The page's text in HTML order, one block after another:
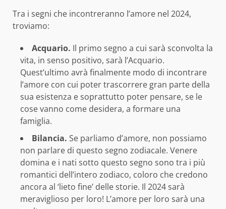
Tra i segni che incontreranno l’amore nel 2024,
troviamo:
Acquario. Il primo segno a cui sarà sconvolta la
vita, in senso positivo, sarà l’Acquario.
Quest’ultimo avrà finalmente modo di incontrare
l’amore con cui poter trascorrere gran parte della
sua esistenza e soprattutto poter pensare, se le
cose vanno come desidera, a formare una
famiglia.
Bilancia. Se parliamo d’amore, non possiamo
non parlare di questo segno zodiacale. Venere
domina e i nati sotto questo segno sono tra i più
romantici dell’intero zodiaco, coloro che credono
ancora al ‘lieto fine’ delle storie. Il 2024 sarà
meraviglioso per loro! L’amore per loro sarà una